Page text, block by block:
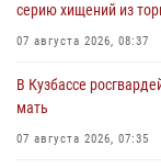
серию хищений из
07 августа 2026, 08:37
В Кузбассе
мать
07 августа 2026, 07:35